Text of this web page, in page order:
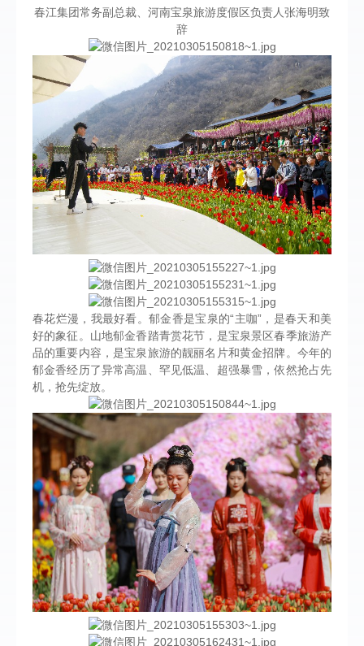
春江集团常务副总裁、河南宝泉旅游度假区负责人张海明致
辞
春花烂漫，我最好看。郁金香是宝泉的“主咖”，是春天和美
好的象征。山地郁金香踏青赏花节，是宝泉景区春季旅游产
品的重要内容，是宝泉旅游的靓丽名片和黄金招牌。今年的
郁金香经历了异常高温、罕见低温、超强暴雪，依然抢占先
机，抢先绽放。